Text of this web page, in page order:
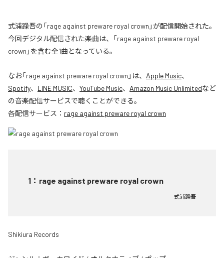
式浦躁吾の「rage against preware royal crown」が配信開始された。
今回デジタル配信された楽曲は、「rage against preware royal
crown」を含む全1曲となっている。
なお「rage against preware royal crown 」は、 Apple Music、
Spotify、 LINE MUSIC、 YouTube Music、 Amazon Music Unlimitedなど
の音楽配信サービスで聴くことができる。
各配信サービス： rage against preware royal crown
1 ： rage against preware royal crown
式浦躁吾
Shikiura Records